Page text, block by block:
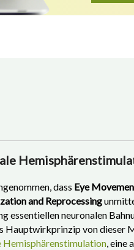
dass Eye
and Reprocessing
essentiellen neuronalen
Hauptwirkprinzip von dieser
Hemisphärenstimulation , eine